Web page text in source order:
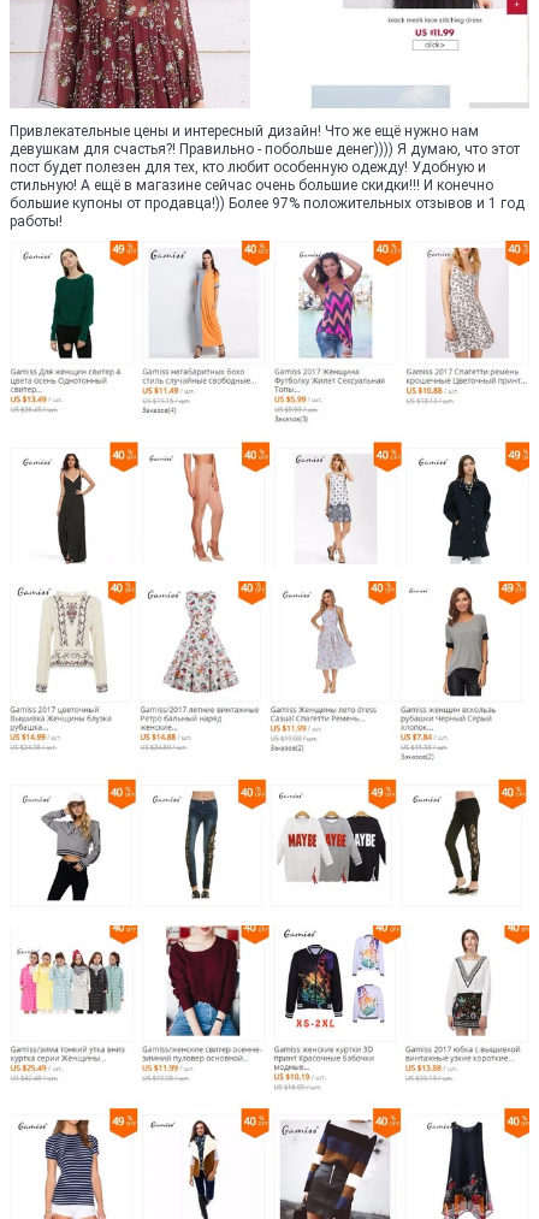
Привлекательные цены и интересный дизайн! Что же ещё нужно нам
девушкам для счастья?! Правильно - побольше денег)))) Я думаю, что этот
пост будет полезен для тех, кто любит особенную одежду! Удобную и
стильную! А ещё в магазине сейчас очень большие скидки!!! И конечно
большие купоны от продавца!)) Более 97% положительных отзывов и 1 год
работы!